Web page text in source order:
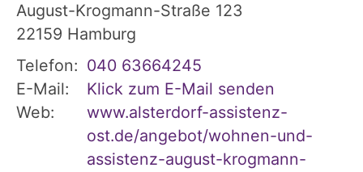
August-Krogmann-Straße 123
22159 Hamburg
Telefon: 040 63664245
E-Mail:
Klick zum E-Mail senden
Web:
www.alsterdorf-assistenz-
ost.de/angebot/wohnen-und-
assistenz-august-krogmann-